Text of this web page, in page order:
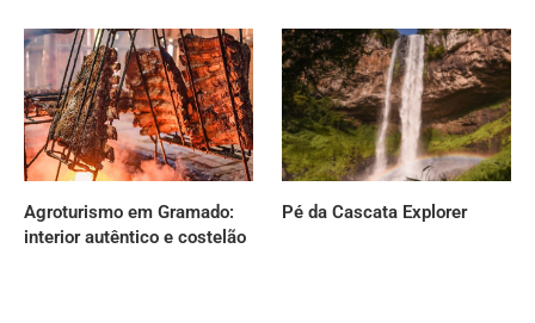
Agroturismo em Gramado:
interior autêntico e costelão
Pé da Cascata Explorer